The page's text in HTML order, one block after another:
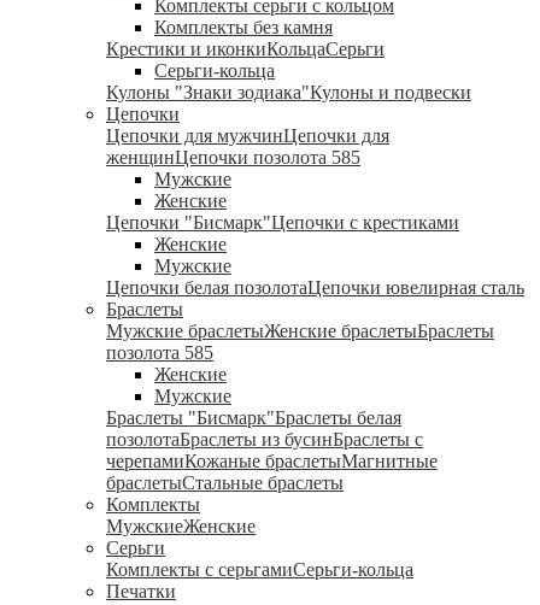
Комплекты серьги с кольцом
Комплекты без камня
Крестики и иконкиКольцаСерьги
Серьги-кольца
Кулоны "Знаки зодиака"Кулоны и подвески
Цепочки
Цепочки для мужчинЦепочки для
женщинЦепочки позолота 585
Мужские
Женские
Цепочки "Бисмарк"Цепочки с крестиками
Женские
Мужские
Цепочки белая позолотаЦепочки ювелирная сталь
Браслеты
Мужские браслетыЖенские браслетыБраслеты
позолота 585
Женские
Мужские
Браслеты "Бисмарк"Браслеты белая
позолотаБраслеты из бусинБраслеты с
черепамиКожаные браслетыМагнитные
браслетыСтальные браслеты
Комплекты
МужскиеЖенские
Серьги
Комплекты с серьгамиСерьги-кольца
Печатки